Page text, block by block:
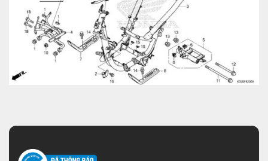
Không có sản phẩm nào trong giỏ hàng